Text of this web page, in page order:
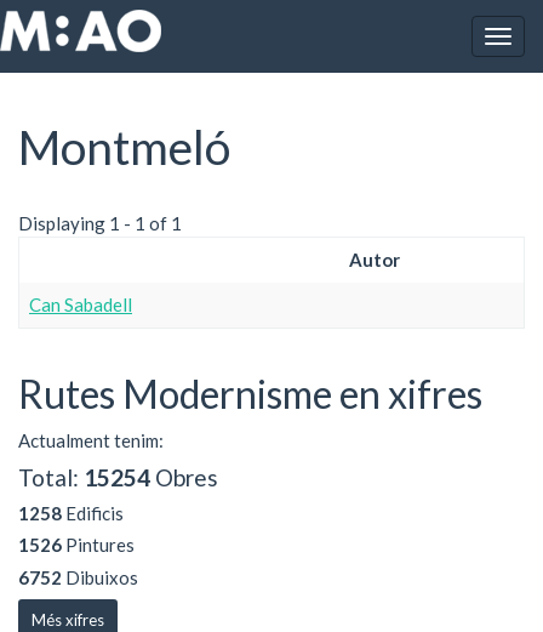
Vés al contingut
Inici Montmeló
Montmeló
Displaying 1 - 1 of 1
Autor
Can Sabadell
Rutes Modernisme en xifres
Actualment tenim:
Total: 15254 Obres
1258 Edificis
1526 Pintures
6752 Dibuixos
Més xifres